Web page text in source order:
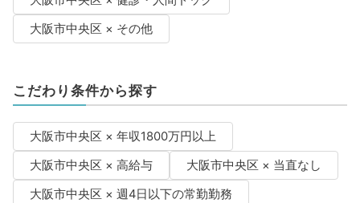
大阪市中央区 × その他
こだわり条件から探す
大阪市中央区 × 年収1800万円以上
大阪市中央区 × 高給与
大阪市中央区 × 当直なし
大阪市中央区 × 週4日以下の常勤勤務